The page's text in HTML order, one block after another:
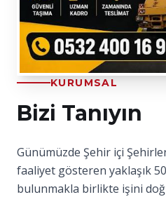
KURUMSAL
Bizi Tanıyın
Günümüzde Şehir içi
faaliyet gösteren yaklaşık
bulunmakla birlikte işini